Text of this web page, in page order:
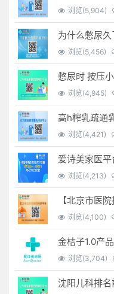
浏览(5,904)
为什么憋尿
浏览(5,456)
浏览(4,945)
高h榨乳疏通
浏览(4,421)
爱诗美家医
浏览(4,213)
浏览(4,100)
浏览(3,704)
沈阳儿科排